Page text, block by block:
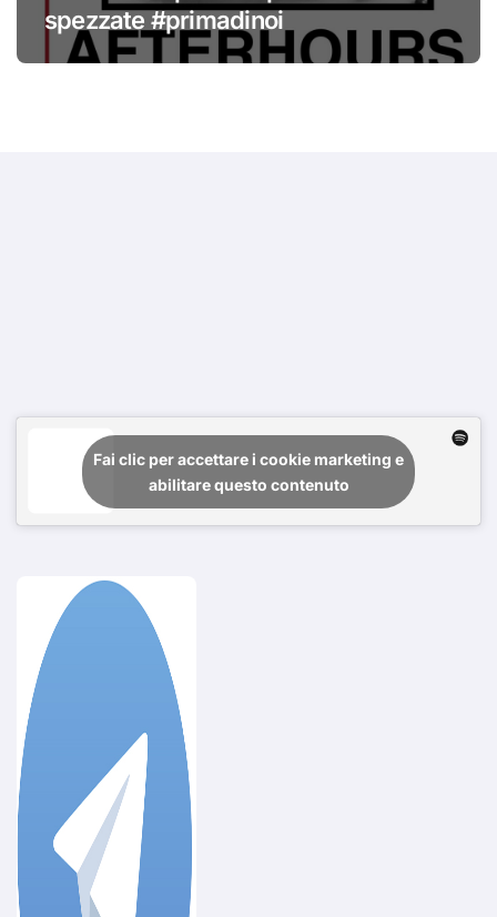
spezzate #primadinoi
Fai clic per accettare i cookie marketing e
abilitare questo contenuto